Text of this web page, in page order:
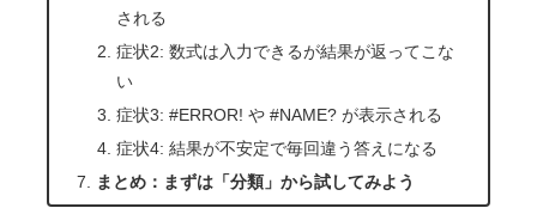
される
症状2: 数式は入力できるが結果が返ってこな
い
症状3: #ERROR! や #NAME? が表示される
症状4: 結果が不安定で毎回違う答えになる
まとめ：まずは「分類」から試してみよう